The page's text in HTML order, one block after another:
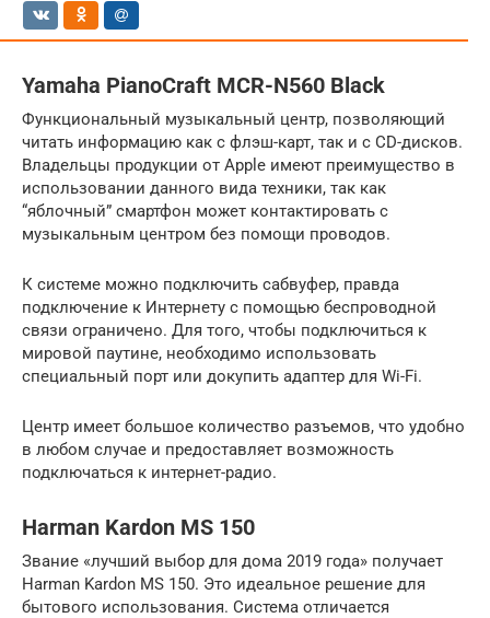
Yamaha PianoCraft MCR-N560 Black
Функциональный музыкальный центр, позволяющий
читать информацию как с флэш-карт, так и с CD-дисков.
Владельцы продукции от Apple имеют преимущество в
использовании данного вида техники, так как
“яблочный” смартфон может контактировать с
музыкальным центром без помощи проводов.
К системе можно подключить сабвуфер, правда
подключение к Интернету с помощью беспроводной
связи ограничено. Для того, чтобы подключиться к
мировой паутине, необходимо использовать
специальный порт или докупить адаптер для Wi-Fi.
Центр имеет большое количество разъемов, что удобно
в любом случае и предоставляет возможность
подключаться к интернет-радио.
Harman Kardon MS 150
Звание «лучший выбор для дома 2019 года» получает
Harman Kardon MS 150. Это идеальное решение для
бытового использования. Система отличается